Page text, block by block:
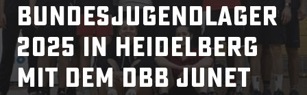
Bundesjugendlager
2025 in Heidelberg
mit dem DBB JuNet